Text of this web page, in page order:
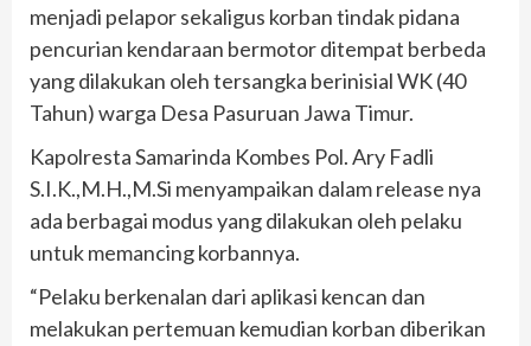
menjadi pelapor sekaligus korban tindak pidana
pencurian kendaraan bermotor ditempat berbeda
yang dilakukan oleh tersangka berinisial WK (40
Tahun) warga Desa Pasuruan Jawa Timur.
Kapolresta Samarinda Kombes Pol. Ary Fadli
S.I.K.,M.H.,M.Si menyampaikan dalam release nya
ada berbagai modus yang dilakukan oleh pelaku
untuk memancing korbannya.
“Pelaku berkenalan dari aplikasi kencan dan
melakukan pertemuan kemudian korban diberikan